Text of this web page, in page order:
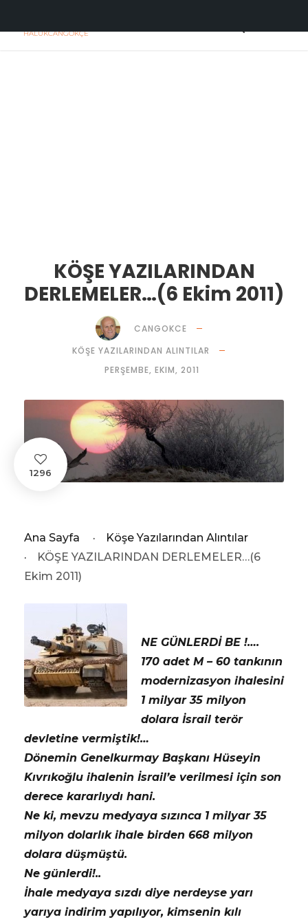
HALUKCANGOKÇE
KÖŞE YAZILARINDAN
DERLEMELER…(6 Ekim 2011)
CANGOKCE
KÖŞE YAZILARINDAN ALINTILAR
PERŞEMBE, EKIM, 2011
1296
Ana Sayfa ·
Köşe Yazılarından Alıntılar
·
KÖŞE YAZILARINDAN DERLEMELER…(6
Ekim 2011)
NE GÜNLERDİ BE !….
170 adet M – 60 tankının
modernizasyon ihalesini
1 milyar 35 milyon
dolara İsrail terör
devletine vermiştik!…
Dönemin Genelkurmay Başkanı Hüseyin
Kıvrıkoğlu ihalenin İsrail’e verilmesi için son
derece kararlıydı hani.
Ne ki, mevzu medyaya sızınca 1 milyar 35
milyon dolarlık ihale birden 668 milyon
dolara düşmüştü.
Ne günlerdi!..
İhale medyaya sızdı diye nerdeyse yarı
yarıya indirim yapılıyor, kimsenin kılı